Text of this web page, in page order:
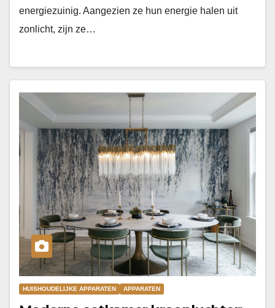
energiezuinig. Aangezien ze hun energie halen uit
zonlicht, zijn ze…
HUISHOUDELIJKE APPARATEN APPARATEN